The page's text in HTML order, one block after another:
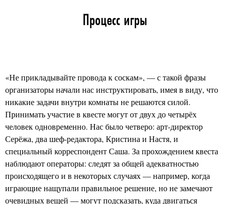
Процесс игры
«Не прикладывайте провода к соскам», — с такой фразы
организаторы начали нас инструктировать, имея в виду, что
никакие задачи внутри комнаты не решаются силой.
Принимать участие в квесте могут от двух до четырёх
человек одновременно. Нас было четверо: арт-директор
Серёжа, два шеф-редактора, Кристина и Настя, и
специальный корреспондент Саша. За прохождением квеста
наблюдают операторы: следят за общей адекватностью
происходящего и в некоторых случаях — например, когда
играющие нащупали правильное решение, но не замечают
очевидных вещей — могут подсказать, куда двигаться